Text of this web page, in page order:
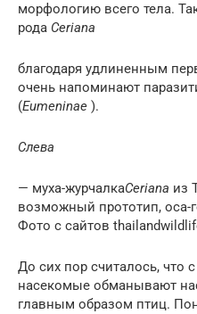
морфологию всего тела.
рода Ceriana
благодаря удлиненным
очень напоминают
(Eumeninae ).
Слева
— муха-журчалкаCeriana из
возможный прототип, оса-
Фото с сайтов
До сих пор считалось,
насекомые обманывают
главным образом птиц.